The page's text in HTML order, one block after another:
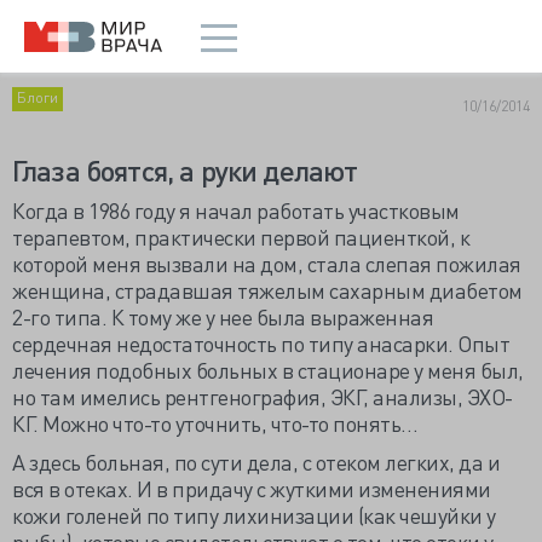
Блоги 10/16/2014
Глаза боятся, а руки делают
Когда в 1986 году я начал работать участковым
терапевтом, практически первой пациенткой, к
которой меня вызвали на дом, стала слепая пожилая
женщина, страдавшая тяжелым сахарным диабетом
2-го типа. К тому же у нее была выраженная
сердечная недостаточность по типу анасарки. Опыт
лечения подобных больных в стационаре у меня был,
но там имелись рентгенография, ЭКГ, анализы, ЭХО-
КГ. Можно что-то уточнить, что-то понять…
А здесь больная, по сути дела, с отеком легких, да и
вся в отеках. И в придачу с жуткими изменениями
кожи голеней по типу лихинизации (как чешуйки у